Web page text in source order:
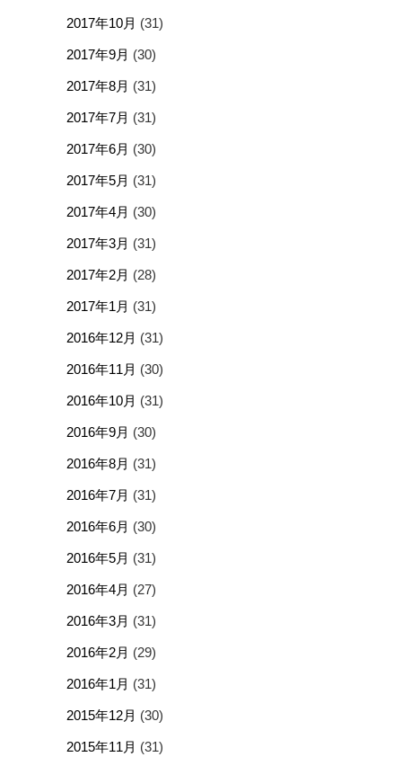
2017年10月 (31)
2017年9月 (30)
2017年8月 (31)
2017年7月 (31)
2017年6月 (30)
2017年5月 (31)
2017年4月 (30)
2017年3月 (31)
2017年2月 (28)
2017年1月 (31)
2016年12月 (31)
2016年11月 (30)
2016年10月 (31)
2016年9月 (30)
2016年8月 (31)
2016年7月 (31)
2016年6月 (30)
2016年5月 (31)
2016年4月 (27)
2016年3月 (31)
2016年2月 (29)
2016年1月 (31)
2015年12月 (30)
2015年11月 (31)